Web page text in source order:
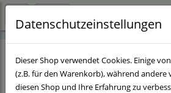
Es wurden leider keine Produkte
Datenschutzeinstellungen
Dieser Shop verwendet Cookies. Einige
(z.B. für den Warenkorb), während
diesen Shop und Ihre Erfahrung zu